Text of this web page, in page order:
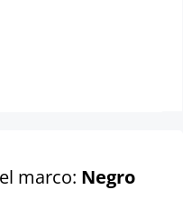
marco: Negro